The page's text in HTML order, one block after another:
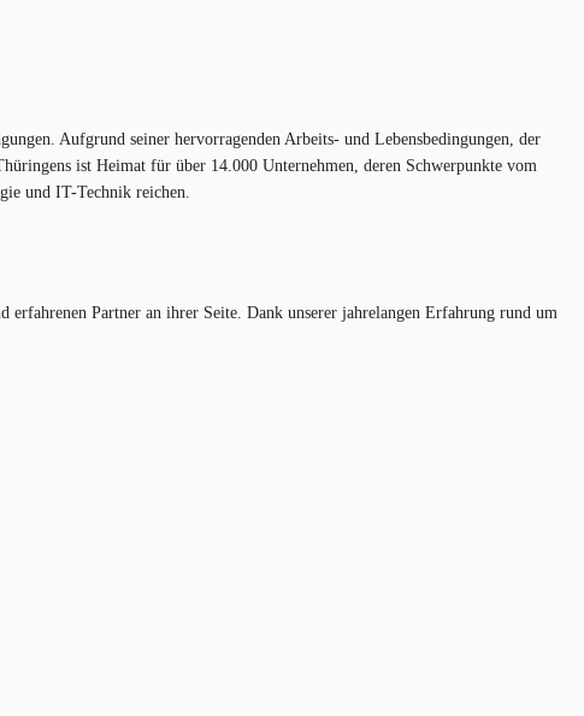
Aufgrund seiner hervorragenden Arbeits- und Lebensbedingungen, der
ist Heimat für über 14.000 Unternehmen, deren Schwerpunkte vom
und IT-Technik reichen.
Partner an ihrer Seite. Dank unserer jahrelangen Erfahrung rund um